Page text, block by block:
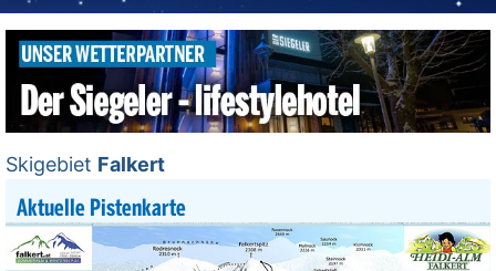
Skigebiet Falkert
Aktuelle Pistenkarte